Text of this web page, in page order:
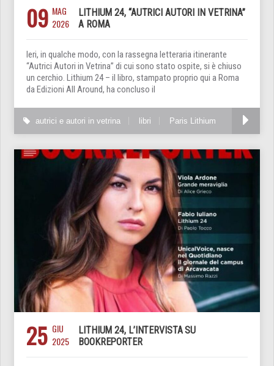
09 MAG
2026
LITHIUM 24, “AUTRICI AUTORI IN VETRINA”
A ROMA
Ieri, in qualche modo, con la rassegna letteraria itinerante
“Autrici Autori in Vetrina” di cui sono stato ospite, si è chiuso
un cerchio. Lithium 24 – il libro, stampato proprio qui a Roma
da Edizioni All Around, ha concluso il
autrici e autori in vetrina libri Paris Lithium
25 GIU
2025
LITHIUM 24, L’INTERVISTA SU
BOOKREPORTER